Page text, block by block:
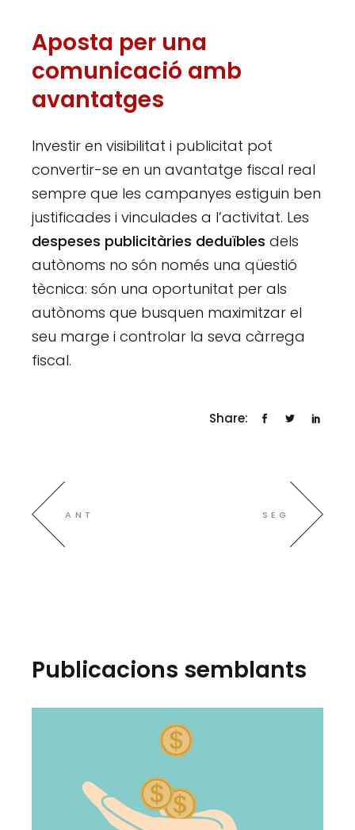
Aposta per una
comunicació amb
avantatges
Investir en visibilitat i publicitat pot
convertir-se en un avantatge fiscal real
sempre que les campanyes estiguin ben
justificades i vinculades a l’activitat. Les
despeses publicitàries deduïbles dels
autònoms no són només una qüestió
tècnica: són una oportunitat per als
autònoms que busquen maximitzar el
seu marge i controlar la seva càrrega
fiscal.
Share:
ANT SEG
Publicacions semblants